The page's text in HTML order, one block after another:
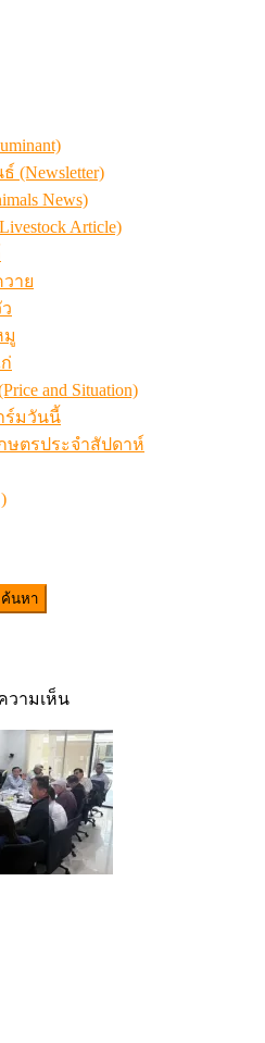
(Newsletter)
News)
Article)
าย
มู
and Situation)
ร์มวันนี้
ษตรประจำสัปดาห์
วามเห็นบน